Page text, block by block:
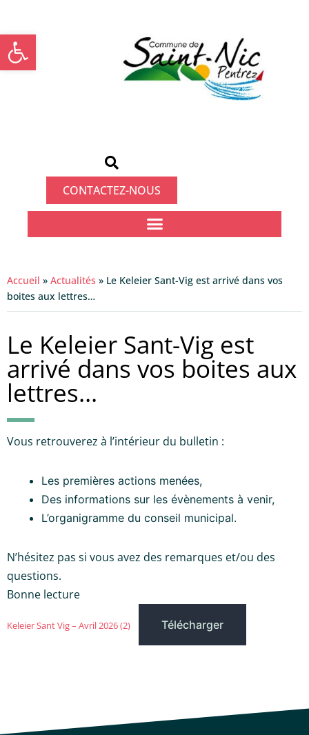
CONTACTEZ-NOUS
Accueil » Actualités » Le Keleier Sant-Vig est arrivé dans vos
boites aux lettres…
Le Keleier Sant-Vig est
arrivé dans vos boites aux
lettres…
Vous retrouverez à l’intérieur du bulletin :
Les premières actions menées,
Des informations sur les évènements à venir,
L’organigramme du conseil municipal.
N’hésitez pas si vous avez des remarques et/ou des
questions.
Bonne lecture
Keleier Sant Vig – Avril 2026 (2) Télécharger
Ouvrir la barre d’outils